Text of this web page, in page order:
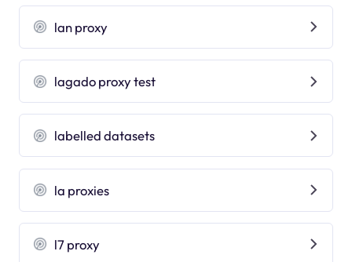
lan proxy
lagado proxy test
labelled datasets
la proxies
l7 proxy